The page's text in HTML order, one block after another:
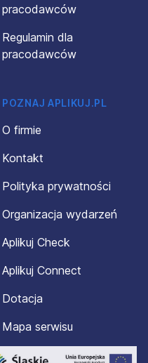
pracodawców
Regulamin dla
pracodawców
POZNAJ APLIKUJ.PL
O firmie
Kontakt
Polityka prywatności
Organizacja wydarzeń
Aplikuj Check
Aplikuj Connect
Dotacja
Mapa serwisu